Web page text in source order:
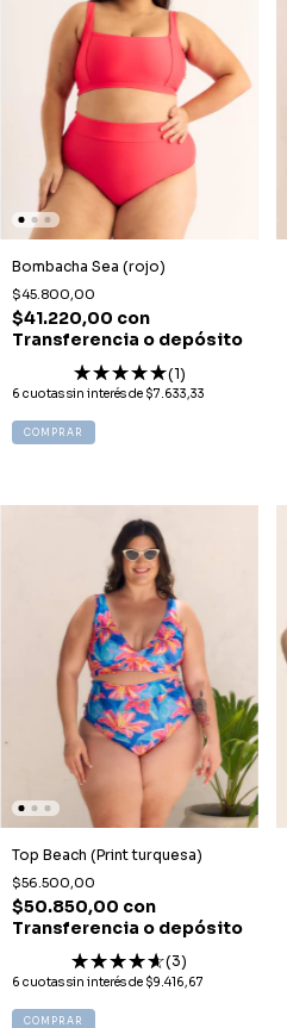
Bombacha Sea (rojo)
$45.800,00
$41.220,00 con
Transferencia o depósito
(1)
6 cuotas sin interés de $7.633,33
COMPRAR
Top Beach (Print turquesa)
$56.500,00
$50.850,00 con
Transferencia o depósito
(3)
6 cuotas sin interés de $9.416,67
COMPRAR